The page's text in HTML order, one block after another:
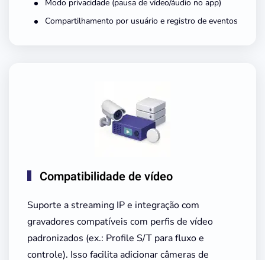
Modo privacidade (pausa de vídeo/áudio no app)
Compartilhamento por usuário e registro de eventos
Compatibilidade de vídeo
Suporte a streaming IP e integração com
gravadores compatíveis com perfis de vídeo
padronizados (ex.: Profile S/T para fluxo e
controle). Isso facilita adicionar câmeras de